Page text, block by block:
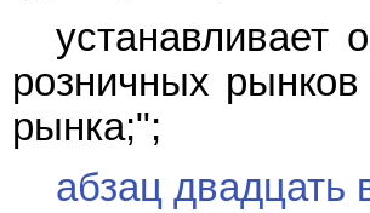
устанавливает
розничных
рынка;";
абзац двадцать